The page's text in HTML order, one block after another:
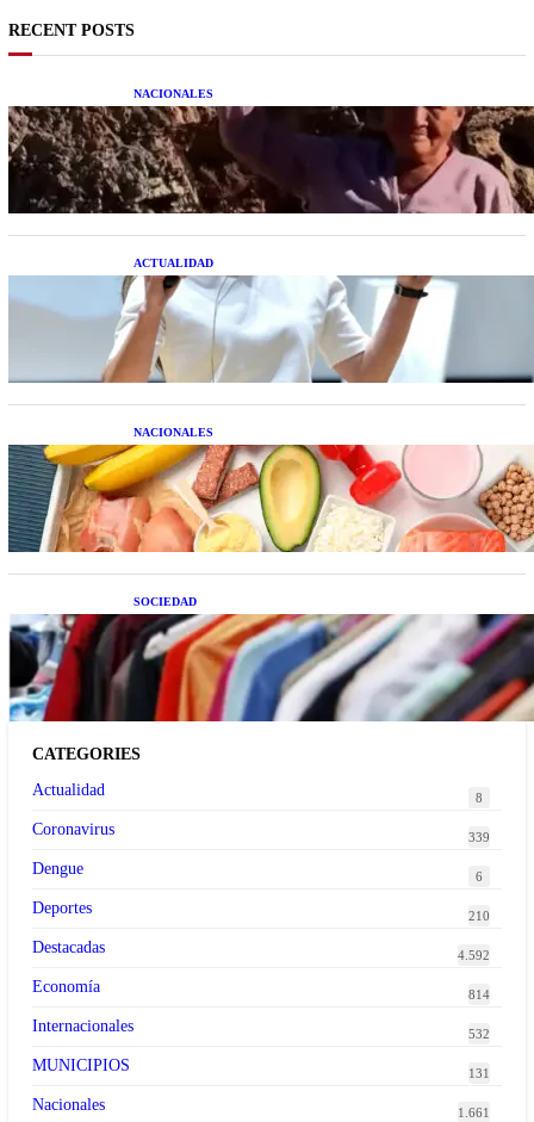
RECENT POSTS
NACIONALES
Una mujer asegura haber peleado con un
extraterrestre cuerpo a cuerpo
ACTUALIDAD
La startup creada por una salteña que busca
resolver el estrés financiero en Latinoamérica
NACIONALES
Nutrición inteligente: Cinco superalimentos de
temporada que deberías sumar a tu dieta este mes
SOCIEDAD
Las grandes marcas globales se suman a la
tendencia de la ropa de segunda mano premium
CATEGORIES
Actualidad
8
Coronavirus 339
Dengue 6
Deportes 210
Destacadas 4.592
Economía 814
Internacionales 532
MUNICIPIOS 131
Nacionales 1.661